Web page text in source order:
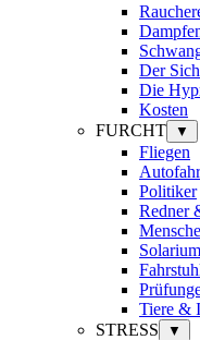
Der
Die
Kosten
FURCHT
▼
Fliegen
Politiker
Redner
Solarium
Tiere &
STRESS
▼